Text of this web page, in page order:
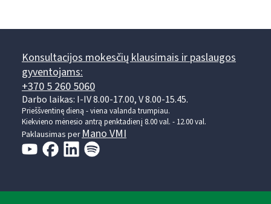
Konsultacijos mokesčių klausimais ir paslaugos
gyventojams:
+370 5 260 5060
Darbo laikas: I-IV 8.00-17.00, V 8.00-15.45.
Prieššventinę dieną - viena valanda trumpiau.
Kiekvieno mėnesio antrą penktadienį 8.00 val. - 12.00 val.
Paklausimas per Mano VMI